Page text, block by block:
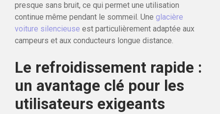
presque sans bruit, ce qui permet une utilisation
continue même pendant le sommeil. Une glacière
voiture silencieuse est particulièrement adaptée aux
campeurs et aux conducteurs longue distance.
Le refroidissement rapide :
un avantage clé pour les
utilisateurs exigeants